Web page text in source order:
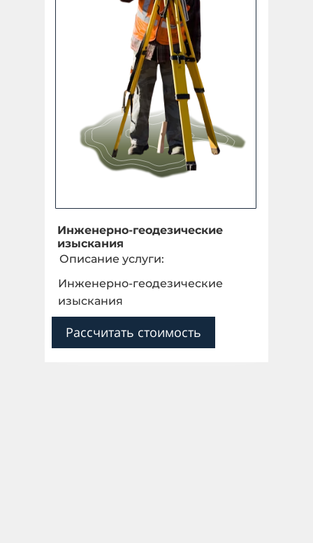
Инженерно-геодезические
изыскания
Описание услуги:
Инженерно-геодезические
изыскания
Рассчитать стоимость